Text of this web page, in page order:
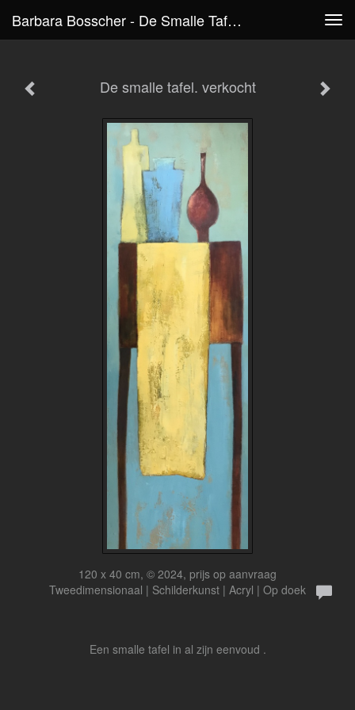
Barbara Bosscher - De Smalle Tafel. Verkocht
De smalle tafel. verkocht
120 x 40 cm, © 2024, prijs op aanvraag
Tweedimensionaal | Schilderkunst | Acryl | Op doek
Een smalle tafel in al zijn eenvoud .